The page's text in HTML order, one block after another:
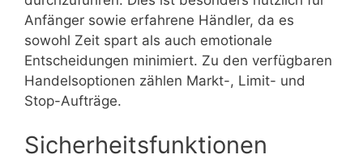
Anfänger sowie erfahrene Händler, da es
sowohl Zeit spart als auch emotionale
Entscheidungen minimiert. Zu den verfügbaren
Handelsoptionen zählen Markt-, Limit- und
Stop-Aufträge.
Sicherheitsfunktionen